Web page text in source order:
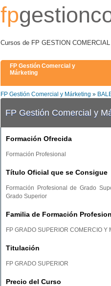
fp
Cursos de FP GESTION
FP Gestión Comercial y
Márketing
FP Gestión Comercial y Márketing »
FP Gestión Comercial y
Formación Ofrecida
Formación Profesional
Título Oficial que se Consigue
Formación Profesional de Grado
Grado Superior
Familia de Formación
FP GRADO SUPERIOR COMERCIO Y
Titulación
FP GRADO SUPERIOR
Precio del Curso